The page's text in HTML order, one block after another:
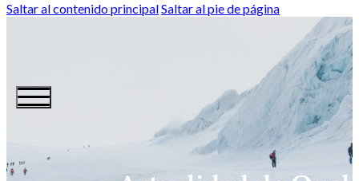
Saltar al contenido principalSaltar al pie de página